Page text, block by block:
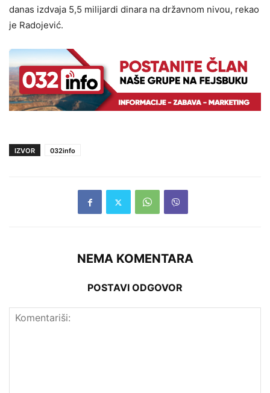
danas izdvaja 5,5 milijardi dinara na državnom nivou, rekao
je Radojević.
IZVOR 032info
NEMA KOMENTARA
POSTAVI ODGOVOR